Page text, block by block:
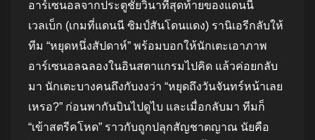
อาร์เซนอลจากประตูชัยวินาทีสุดท้ายของแดนนี
เวลเบ็ก (เกมที่แดนนี ซิมป์สันโดนแดง) รานิเอรีกลับให้
ทีม “หยุดหนึ่งสัปดาห์” พร้อมบอกให้นักเตะเอาภาพ
อาร์เซนอลฉลองในอินสตาแกรมไปคิด แล้วค่อยกลับ
มา นักเตะบางคนถึงกับงงว่า “หยุดถึงวันจันทร์หน้าเลย
เหรอ?” ก่อนพากันบินไปดูไบ และเมื่อกลับมา ทีมก็
“เข้าสตรีคโหด” ราวกับถูกปลุกสัญชาตญาณ นัยคือ